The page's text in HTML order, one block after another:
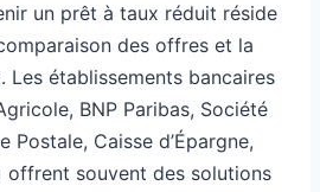
un prêt à taux réduit réside
des offres et la
Les établissements bancaires
BNP Paribas, Société
Postale, Caisse d’Épargne,
offrent souvent des solutions